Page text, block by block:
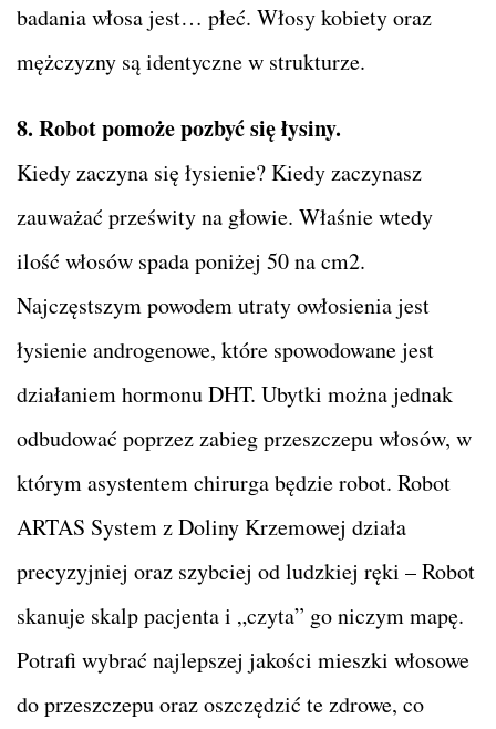
badania włosa jest… płeć. Włosy kobiety oraz
mężczyzny są identyczne w strukturze.
8. Robot pomoże pozbyć się łysiny.
Kiedy zaczyna się łysienie? Kiedy zaczynasz
zauważać prześwity na głowie. Właśnie wtedy
ilość włosów spada poniżej 50 na cm2.
Najczęstszym powodem utraty owłosienia jest
łysienie androgenowe, które spowodowane jest
działaniem hormonu DHT. Ubytki można jednak
odbudować poprzez zabieg przeszczepu włosów, w
którym asystentem chirurga będzie robot. Robot
ARTAS System z Doliny Krzemowej działa
precyzyjniej oraz szybciej od ludzkiej ręki – Robot
skanuje skalp pacjenta i „czyta” go niczym mapę.
Potrafi wybrać najlepszej jakości mieszki włosowe
do przeszczepu oraz oszczędzić te zdrowe, co